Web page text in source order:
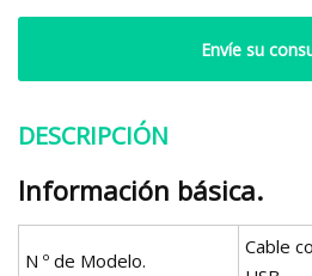
Envíe su
DESCRIPCIÓN
Información básica.
N º de Modelo.
Cable